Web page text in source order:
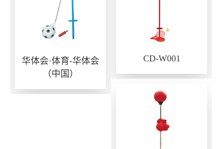
华体会·体育-华体会
（中国）
CD-W001